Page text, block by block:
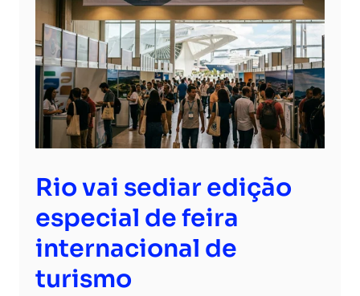
Rio vai sediar edição
especial de feira
internacional de
turismo